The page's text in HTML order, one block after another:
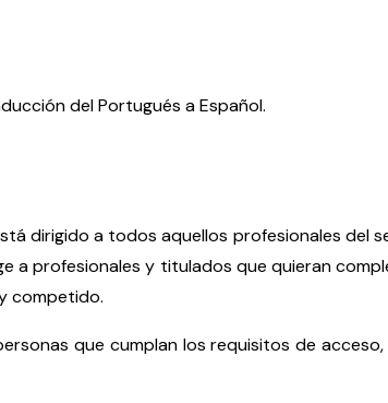
del Portugués a Español.
dirigido a todos aquellos profesionales
a profesionales y titulados que quieran
competido.
que cumplan los requisitos de